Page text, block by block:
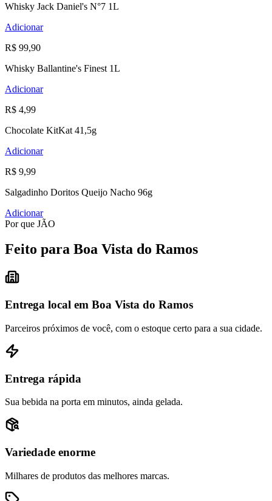
Whisky Jack Daniel's N°7 1L
Adicionar
R$ 99,90
Whisky Ballantine's Finest 1L
Adicionar
R$ 4,99
Chocolate KitKat 41,5g
Adicionar
R$ 9,99
Salgadinho Doritos Queijo Nacho 96g
Adicionar
Por que JÃO
Feito para Boa Vista do Ramos
Entrega local em Boa Vista do Ramos
Parceiros próximos de você, com o estoque certo para a sua cidade.
Entrega rápida
Sua bebida na porta em minutos, ainda gelada.
Variedade enorme
Milhares de produtos das melhores marcas.